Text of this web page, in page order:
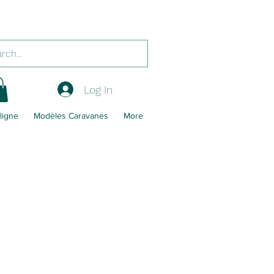
Log In
Modèles Caravanes More